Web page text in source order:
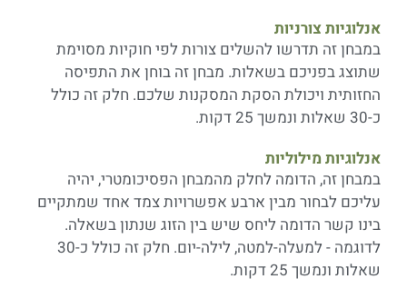
אנלוגיות צורניות
במבחן זה תדרשו להשלים צורות לפי חוקיות מסוימת
שתוצג בפניכם בשאלות. מבחן זה בוחן את התפיסה
החזותית ויכולת הסקת המסקנות שלכם. חלק זה כולל
כ-30 שאלות ונמשך 25 דקות.
אנלוגיות מילוליות
במבחן זה, הדומה לחלק מהמבחן הפסיכומטרי, יהיה
עליכם לבחור מבין ארבע אפשרויות צמד אחד שמתקיים
בינו קשר הדומה ליחס שיש בין הזוג שנתון בשאלה.
לדוגמה - למעלה-למטה, לילה-יום. חלק זה כולל כ-30
שאלות ונמשך 25 דקות.